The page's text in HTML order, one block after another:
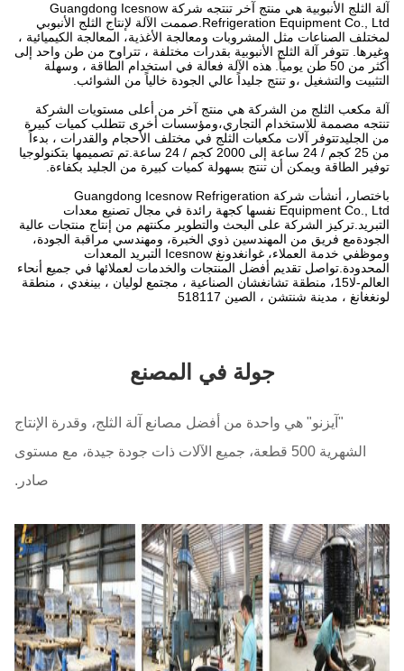
آلة الثلج الأنبوبية هي منتج آخر تنتجه شركة Guangdong Icesnow
Refrigeration Equipment Co., Ltd.صممت الآلة لإنتاج الثلج الأنبوبي
لمختلف الصناعات مثل المشروبات ومعالجة الأغذية، المعالجة الكيميائية ،
وغيرها. تتوفر آلة الثلج الأنبوبية بقدرات مختلفة ، تتراوح من طن واحد إلى
أكثر من 50 طن يومياً. هذه الآلة فعالة في استخدام الطاقة ، وسهلة
التثبيت والتشغيل ،و تنتج جليداً عالي الجودة خالياً من الشوائب.
آلة مكعب الثلج من الشركة هي منتج آخر من أعلى مستويات الشركة
تنتجه مصممة للاستخدام التجاري،ومؤسسات أخرى تتطلب كميات كبيرة
من الجليدتتوفر آلات مكعبات الثلج في مختلف الأحجام والقدرات ، بدءاً
من 25 كجم / 24 ساعة إلى 2000 كجم / 24 ساعة.تم تصميمها بتكنولوجيا
توفير الطاقة ويمكن أن تنتج بسهولة كميات كبيرة من الجليد بكفاءة.
باختصار، أنشأت شركة Guangdong Icesnow Refrigeration
Equipment Co., Ltd نفسها كجهة رائدة في مجال تصنيع معدات
التبريد.تركيز الشركة على البحث والتطوير مكنتهم من إنتاج منتجات عالية
الجودةمع فريق من المهندسين ذوي الخبرة، ومهندسي مراقبة الجودة،
وموظفي خدمة العملاء، غوانغدونغ Icesnow التبريد المعدات
المحدودة.تواصل تقديم أفضل المنتجات والخدمات لعملائها في جميع أنحاء
العالم-لا15، منطقة تشانغشان الصناعية ، مجتمع لوليان ، بينغدي ، منطقة
لونغغانغ ، مدينة شنتشن ، الصين 518117
جولة في المصنع
"آيزنو" هي واحدة من أفضل مصانع آلة الثلج، وقدرة الإنتاج
الشهرية 500 قطعة، جميع الآلات ذات جودة جيدة، مع مستوى
صادر.